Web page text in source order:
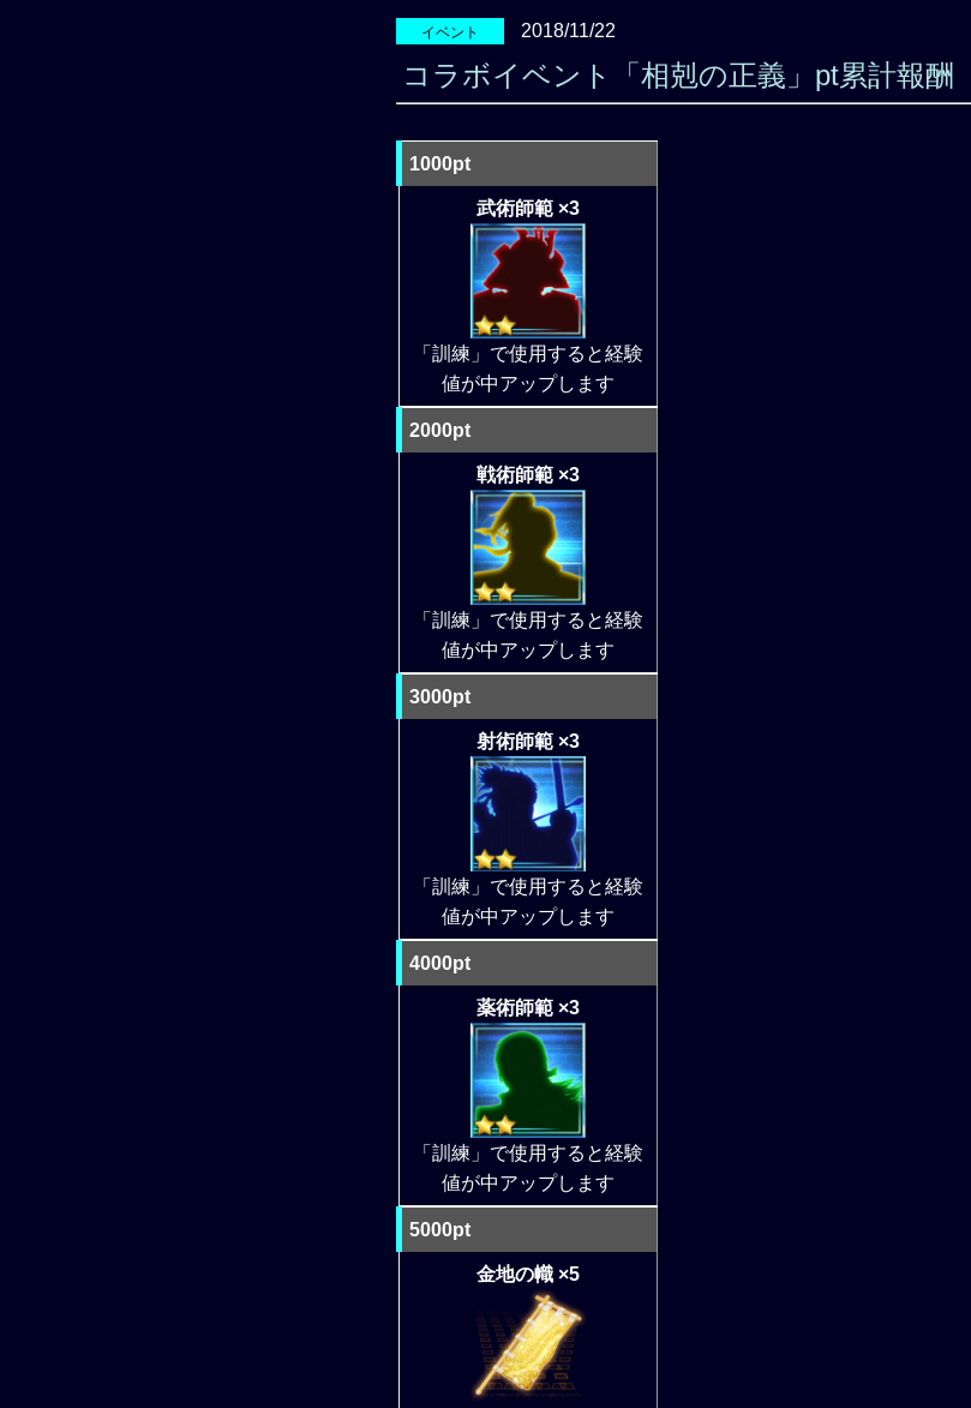
イベント 2018/11/22
コラボイベント「相剋の正義」pt累計報酬
1000pt
武術師範 ×3
「訓練」で使用すると経験
値が中アップします
2000pt
戦術師範 ×3
「訓練」で使用すると経験
値が中アップします
3000pt
射術師範 ×3
「訓練」で使用すると経験
値が中アップします
4000pt
薬術師範 ×3
「訓練」で使用すると経験
値が中アップします
5000pt
金地の幟 ×5